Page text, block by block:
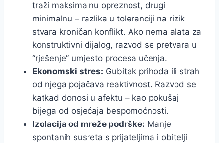
traži maksimalnu opreznost, drugi
minimalnu – razlika u toleranciji na rizik
stvara kroničan konflikt. Ako nema alata za
konstruktivni dijalog, razvod se pretvara u
“rješenje” umjesto procesa učenja.
Ekonomski stres: Gubitak prihoda ili strah
od njega pojačava reaktivnost. Razvod se
katkad donosi u afektu – kao pokušaj
bijega od osjećaja bespomoćnosti.
Izolacija od mreže podrške: Manje
spontanih susreta s prijateljima i obitelji